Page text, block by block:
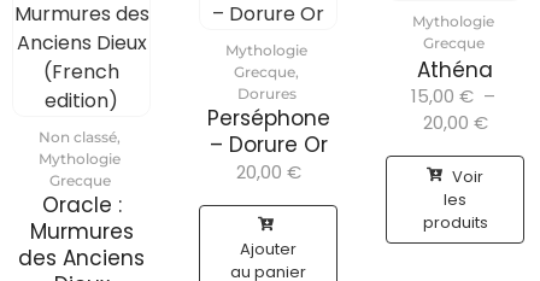
Non classé,
Mythologie
Grecque
Oracle :
Murmures
des Anciens
Mythologie
Grecque,
Dorures
Perséphone
– Dorure Or
20,00 €
Ajouter
au panier
Mythologie
Grecque
Athéna
15,00 € –
20,00 €
Voir
les
produits